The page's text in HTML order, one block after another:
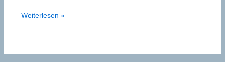
Der
Weiterlesen »